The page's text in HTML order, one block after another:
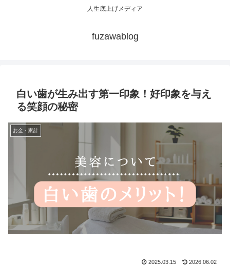
人生底上げメディア
fuzawablog
白い歯が生み出す第一印象！好印象を与え
る笑顔の秘密
お金・家計
2025.03.15 2026.06.02